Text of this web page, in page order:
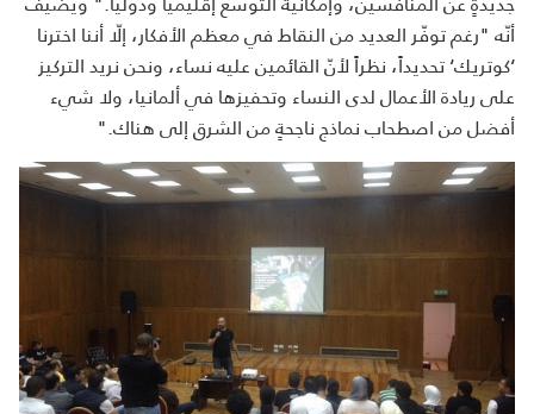
أنّه "رغم توفّر العديد من النقاط في معظم الأفكار، إلّا أننا اخترنا
‘كوتريك‘ تحديداً، نظراً لأنّ القائمين عليه نساء، ونحن نريد التركيز
على ريادة الأعمال لدى النساء وتحفيزها في ألمانيا، ولا شيء
أفضل من اصطحاب نماذج ناجحةٍ من الشرق إلى هناك."